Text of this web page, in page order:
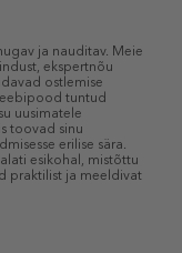
ja nauditav. Meie
ekspertnõu
ostlemise
tuntud
uusimatele
toovad sinu
erilise sära.
esikohal, mistõttu
praktilist ja meeldivat